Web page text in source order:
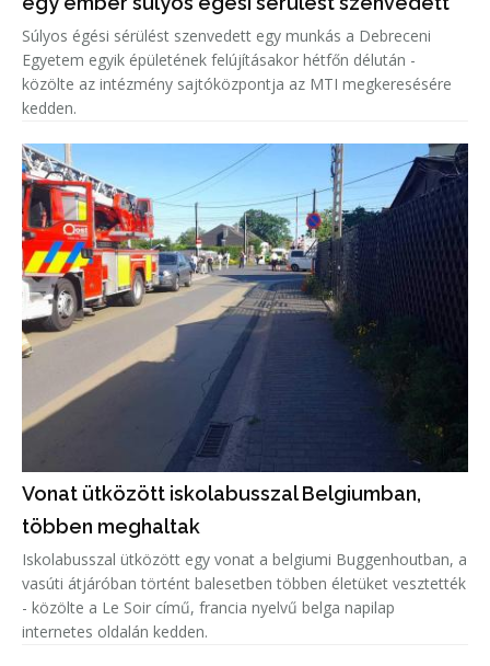
Súlyos égési sérülést szenvedett egy munkás a Debreceni
Egyetem egyik épületének felújításakor hétfőn délután -
közölte az intézmény sajtóközpontja az MTI megkeresésére
kedden.
Vonat ütközött iskolabusszal Belgiumban,
többen meghaltak
Iskolabusszal ütközött egy vonat a belgiumi Buggenhoutban, a
vasúti átjáróban történt balesetben többen életüket vesztették
- közölte a Le Soir című, francia nyelvű belga napilap
internetes oldalán kedden.